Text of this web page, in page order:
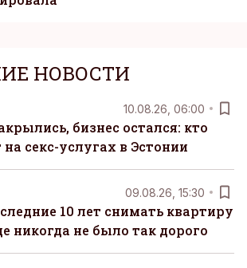
НОВОСТИ
10.08.26, 06:00
бизнес остался: кто
секс-услугах в Эстонии
09.08.26, 15:30
10 лет снимать квартиру
никогда не было так дорого